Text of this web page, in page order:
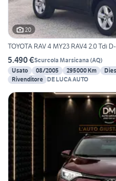
20
TOYOTA RAV 4 MY23 RAV4 2.0 Tdi
5.490 €Scurcola Marsicana (AQ)
Usato
08/2005 295000 Km
Rivenditore DE LUCA AUTO